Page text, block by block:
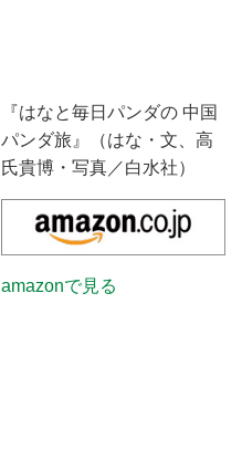
『はなと毎日パンダの 中国
パンダ旅』（はな・文、高
氏貴博・写真／白水社）
amazonで見る